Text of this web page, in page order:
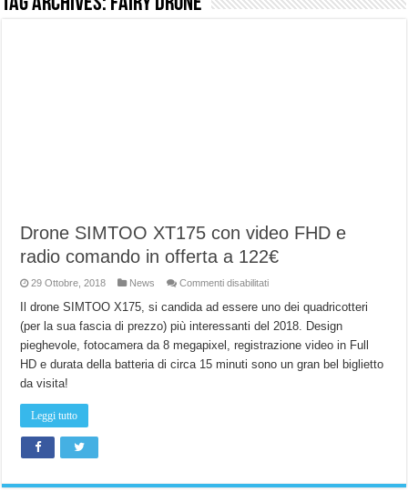
Brondi Amico VERO 4G : Focus su SOS e comandi da remoto
Drone SIMTOO XT175 con video FHD e
radio comando in offerta a 122€
29 Ottobre, 2018 News Commenti disabilitatisu
SIMTOO
XT175
con
FHD
radio
Il drone SIMTOO X175, si candida ad essere uno dei quadricotteri
(per la sua fascia di prezzo) più interessanti del 2018. Design
pieghevole, fotocamera da 8 megapixel, registrazione video in Full
HD e durata della batteria di circa 15 minuti sono un gran bel biglietto
da visita!
Leggi tutto